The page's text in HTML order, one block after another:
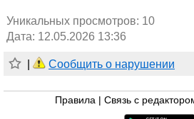
Уникальных просмотров: 10
Дата: 12.05.2026 13:36
Сообщить о нарушении
Правила Связь с